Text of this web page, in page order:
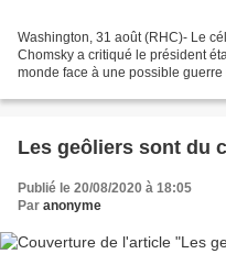
Washington, 31 août (RHC)- Le
Chomsky a critiqué le président
monde face à une possible
Les geôliers sont du
Publié le 20/08/2020 à 18:05
Par anonyme